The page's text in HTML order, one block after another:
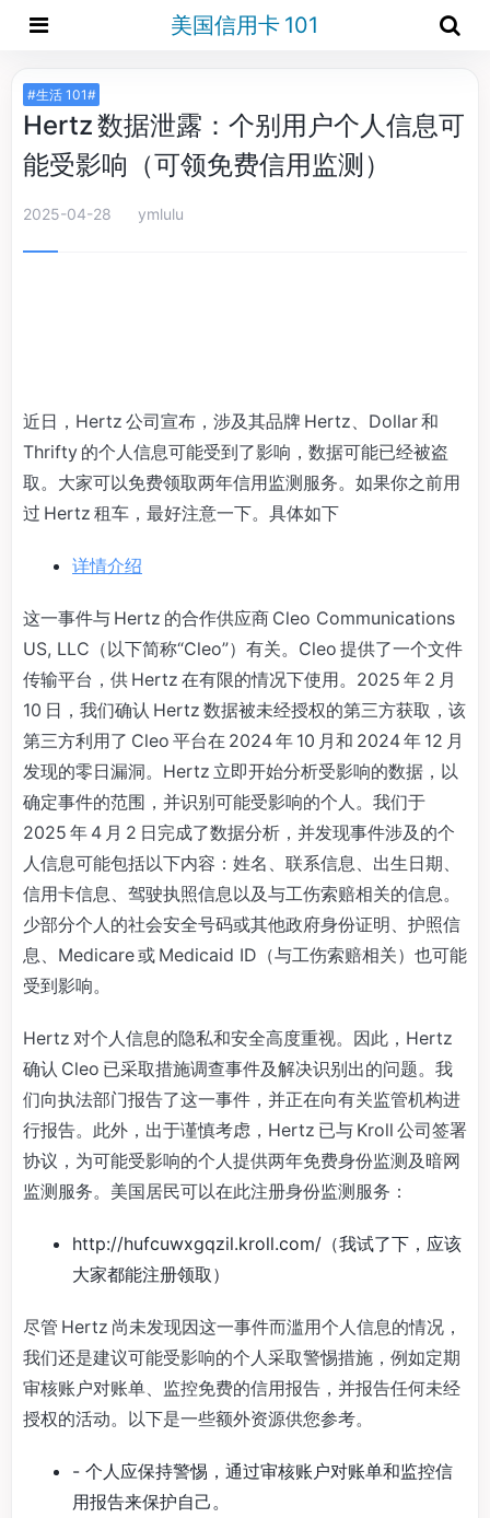
美国信用卡 101
#生活 101#
Hertz 数据泄露：个别用户个人信息可
能受影响（可领免费信用监测）
2025-04-28 ymlulu
近日，Hertz 公司宣布，涉及其品牌 Hertz、Dollar 和
Thrifty 的个人信息可能受到了影响，数据可能已经被盗
取。大家可以免费领取两年信用监测服务。如果你之前用
过 Hertz 租车，最好注意一下。具体如下
详情介绍
这一事件与 Hertz 的合作供应商 Cleo Communications
US, LLC（以下简称“Cleo”）有关。Cleo 提供了一个文件
传输平台，供 Hertz 在有限的情况下使用。2025 年 2 月
10 日，我们确认 Hertz 数据被未经授权的第三方获取，该
第三方利用了 Cleo 平台在 2024 年 10 月和 2024 年 12 月
发现的零日漏洞。Hertz 立即开始分析受影响的数据，以
确定事件的范围，并识别可能受影响的个人。我们于
2025 年 4 月 2 日完成了数据分析，并发现事件涉及的个
人信息可能包括以下内容：姓名、联系信息、出生日期、
信用卡信息、驾驶执照信息以及与工伤索赔相关的信息。
少部分个人的社会安全号码或其他政府身份证明、护照信
息、Medicare 或 Medicaid ID（与工伤索赔相关）也可能
受到影响。
Hertz 对个人信息的隐私和安全高度重视。因此，Hertz
确认 Cleo 已采取措施调查事件及解决识别出的问题。我
们向执法部门报告了这一事件，并正在向有关监管机构进
行报告。此外，出于谨慎考虑，Hertz 已与 Kroll 公司签署
协议，为可能受影响的个人提供两年免费身份监测及暗网
监测服务。美国居民可以在此注册身份监测服务：
http://hufcuwxgqzil.kroll.com/（我试了下，应该
大家都能注册领取）
尽管 Hertz 尚未发现因这一事件而滥用个人信息的情况，
我们还是建议可能受影响的个人采取警惕措施，例如定期
审核账户对账单、监控免费的信用报告，并报告任何未经
授权的活动。以下是一些额外资源供您参考。
- 个人应保持警惕，通过审核账户对账单和监控信
用报告来保护自己。